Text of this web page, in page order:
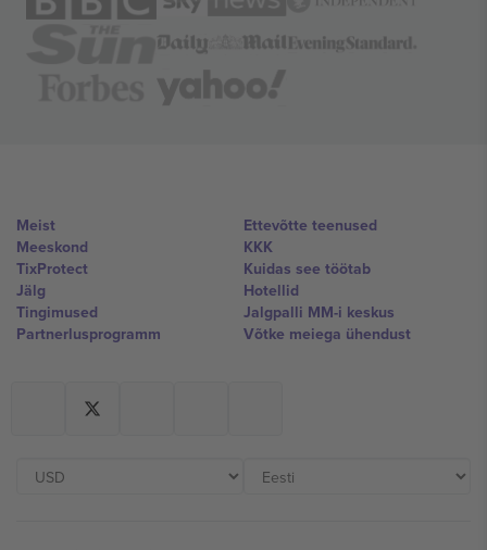
Meist
Meeskond
TixProtect
Jälg
Tingimused
Partnerlusprogramm
Ettevõtte teenused
KKK
Kuidas see töötab
Hotellid
Jalgpalli MM-i keskus
Võtke meiega ühendust